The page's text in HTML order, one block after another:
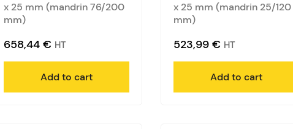
x 25 mm (mandrin 76/200
mm)
658,44 € HT
Add to cart
x 25 mm (mandrin 25/120
mm)
523,99 € HT
Add to cart